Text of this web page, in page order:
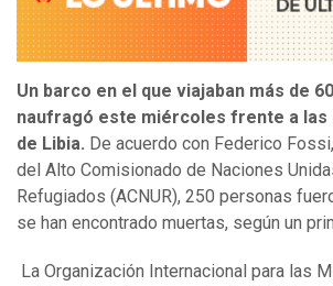
Un barco en el que viajaban más de
naufragó este miércoles frente a las
de Libia. De acuerdo con Federico
del Alto Comisionado de Naciones
Refugiados (ACNUR), 250 personas
se han encontrado muertas, según un
La Organización Internacional para las